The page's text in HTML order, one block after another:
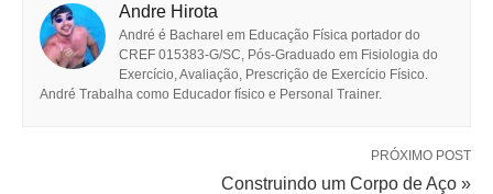
Andre Hirota
André é Bacharel em Educação Física portador do
CREF 015383-G/SC, Pós-Graduado em Fisiologia do
Exercício, Avaliação, Prescrição de Exercício Físico.
André Trabalha como Educador físico e Personal Trainer.
PRÓXIMO POST
Construindo um Corpo de Aço »